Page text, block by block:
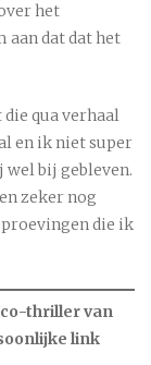
het
aan dat dat het
qua verhaal
en ik niet super
bij gebleven.
zeker nog
die ik
thriller van
link